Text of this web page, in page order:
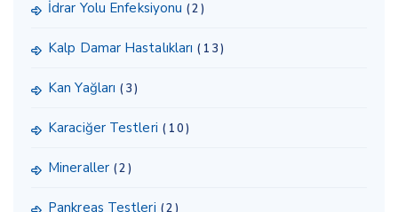
İdrar Yolu Enfeksiyonu (2)
Kalp Damar Hastalıkları (13)
Kan Yağları (3)
Karaciğer Testleri (10)
Mineraller (2)
Pankreas Testleri (2)